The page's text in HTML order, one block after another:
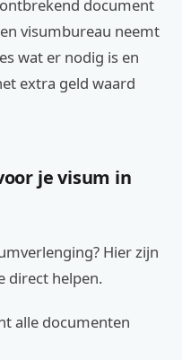
document
visumbureau neemt
wat er nodig is en
extra geld waard
je visum in
Hier zijn
direct helpen.
alle documenten